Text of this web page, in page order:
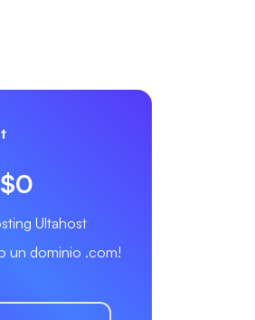
Ultahost
un dominio .com!